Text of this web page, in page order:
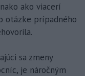
ako viacerí
otázke prípadného
sa zmeny
je náročným